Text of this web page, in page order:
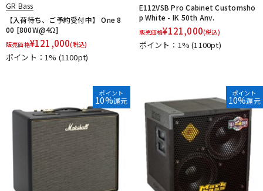
GR Bass
【入荷待ち、ご予約受付中】 One 8
00 [800W@4Ω]
販売価格¥121,000(税込)
ポイント：1% (1100pt)
E112VSB Pro Cabinet Customsho
p White - IK 50th Anv.
販売価格¥121,000(税込)
ポイント：1%(1100pt)
ポイント
10%還元
ポイント
10%還元